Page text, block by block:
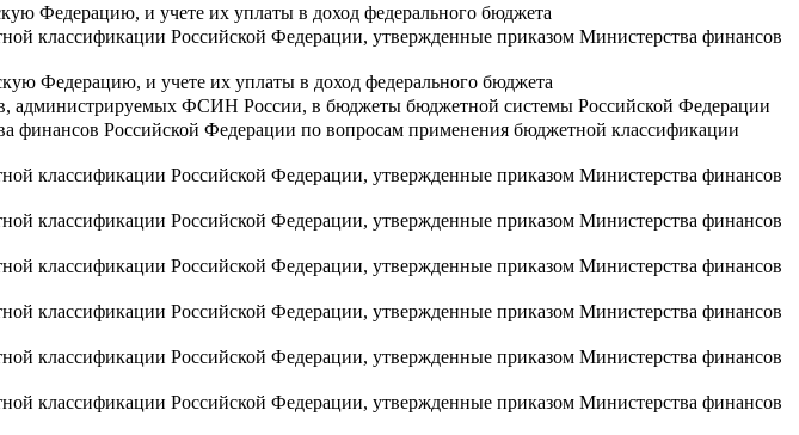
Федерацию, и учете их уплаты в доход федерального бюджета
классификации Российской Федерации, утвержденные приказом Министерства финансов
Федерацию, и учете их уплаты в доход федерального бюджета
администрируемых ФСИН России, в бюджеты бюджетной системы Российской Федерации
финансов Российской Федерации по вопросам применения бюджетной классификации
классификации Российской Федерации, утвержденные приказом Министерства финансов
классификации Российской Федерации, утвержденные приказом Министерства финансов
классификации Российской Федерации, утвержденные приказом Министерства финансов
классификации Российской Федерации, утвержденные приказом Министерства финансов
классификации Российской Федерации, утвержденные приказом Министерства финансов
классификации Российской Федерации, утвержденные приказом Министерства финансов